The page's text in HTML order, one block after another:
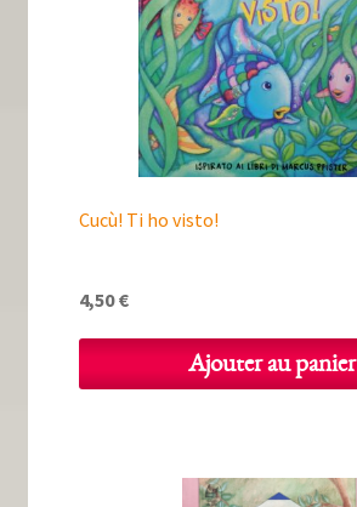
Cucù! Ti ho visto!
4,50€
Ajouter au panier